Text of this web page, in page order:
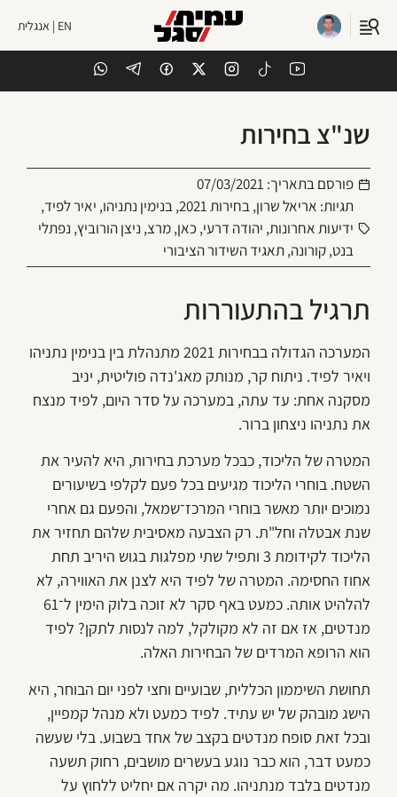
EN | אנגלית
שנ"צ בחירות
פורסם בתאריך: 07/03/2021
תגיות: אריאל שרון,בחירות 2021 ,בנימין נתניהו, יאיר לפיד,
ידיעות אחרונות, יהודה דרעי, כאן,מרצ, ניצן הורוביץ, נפתלי
בנט,קורונה,תאגיד השידור הציבורי
תרגיל בהתעוררות
המערכה הגדולה בבחירות 2021 מתנהלת בין בנימין נתניהו
ויאיר לפיד. ניתוח קר, מנותק מאג'נדה פוליטית, יניב
מסקנה אחת: עד עתה, במערכה על סדר היום, לפיד מנצח
את נתניהו ניצחון ברור.
המטרה של הליכוד, כבכל מערכת בחירות, היא להעיר את
השטח. בוחרי הליכוד מגיעים בכל פעם לקלפי בשיעורים
נמוכים יותר מאשר בוחרי המרכז־שמאל, והפעם גם אחרי
שנת אבטלה וחל"ת. רק הצבעה מאסיבית שלהם תחזיר את
הליכוד לקידומת 3 ותפיל שתי מפלגות בגוש היריב תחת
אחוז החסימה. המטרה של לפיד היא לצנן את האווירה, לא
להלהיט אותה. כמעט באף סקר לא זוכה בלוק הימין ל־61
מנדטים, אז אם זה לא מקולקל, למה לנסות לתקן? לפיד
הוא הרופא המרדים של הבחירות האלה.
תחושת השיממון הכללית, שבועיים וחצי לפני יום הבוחר, היא
הישג מובהק של יש עתיד. לפיד כמעט ולא מנהל קמפיין,
ובכל זאת סופח מנדטים בקצב של אחד בשבוע. בלי שעשה
כמעט דבר, הוא כבר נוגע בעשרים מושבים, רחוק תשעה
מנדטים בלבד מנתניהו. מה יקרה אם יחליט ללחוץ על